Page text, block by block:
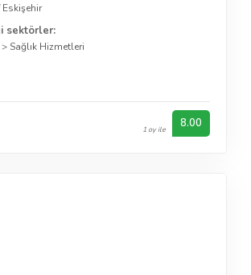
Eskişehir
sektörler:
> Sağlık Hizmetleri
1 oy ile 8.00